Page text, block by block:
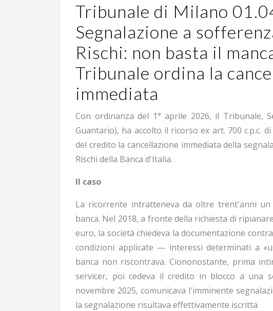
Tribunale di Milano
Segnalazione a
Rischi: non basta il
Tribunale ordina la
immediata
Con ordinanza del 1° aprile 2026, il Tribunale,
Guantario), ha accolto il ricorso ex art. 700 c.p.c.
del credito la cancellazione immediata della
Rischi della Banca d'Italia.
Il caso
La ricorrente intratteneva da oltre trent'anni
banca. Nel 2018, a fronte della richiesta di
euro, la società chiedeva la documentazione
condizioni applicate — interessi determinati a
banca non riscontrava. Ciononostante, prima
servicer, poi cedeva il credito in blocco a una
novembre 2025, comunicava l'imminente
la segnalazione risultava effettivamente iscritta.